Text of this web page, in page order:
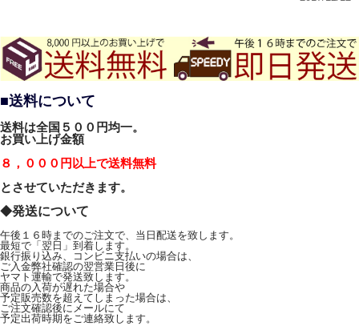
■送料について
送料は全国 ５００円均一。
お買い上げ金額
８，０００円以上で送料無料
とさせていただきます。
◆発送について
午後１６時までのご注文で、当日配送を致します。
最短で「翌日」到着します。
銀行振り込み、コンビニ支払いの場合は、
ご入金弊社確認の翌営業日後に
ヤマト運輸で発送致します。
商品の入荷が遅れた場合や
予定販売数を超えてしまった場合は、
ご注文確認後にメールにて
予定出荷時期をご連絡致します。